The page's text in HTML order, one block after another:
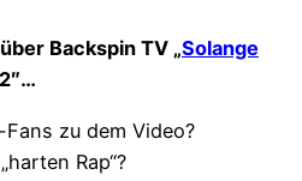
Backspin TV „Solange
zu dem Video?
Rap“?